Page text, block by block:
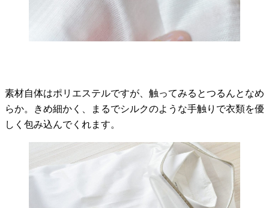
素材自体はポリエステルですが、触ってみるとつるんとなめ
らか。きめ細かく、まるでシルクのような手触りで衣類を優
しく包み込んでくれます。